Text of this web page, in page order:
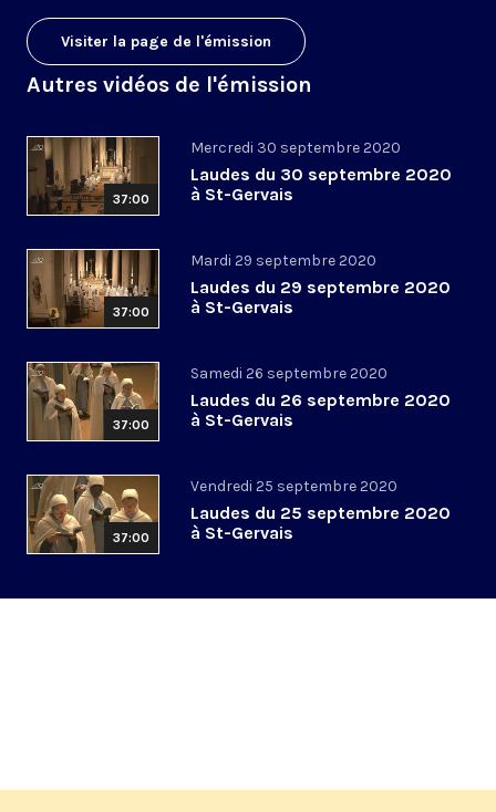
Visiter la page de l'émission
Autres vidéos de l'émission
37:00
Mercredi 30 septembre 2020
Laudes du 30 septembre 2020
à St-Gervais
37:00
Mardi 29 septembre 2020
Laudes du 29 septembre 2020
à St-Gervais
37:00
Samedi 26 septembre 2020
Laudes du 26 septembre 2020
à St-Gervais
37:00
Vendredi 25 septembre 2020
Laudes du 25 septembre 2020
à St-Gervais